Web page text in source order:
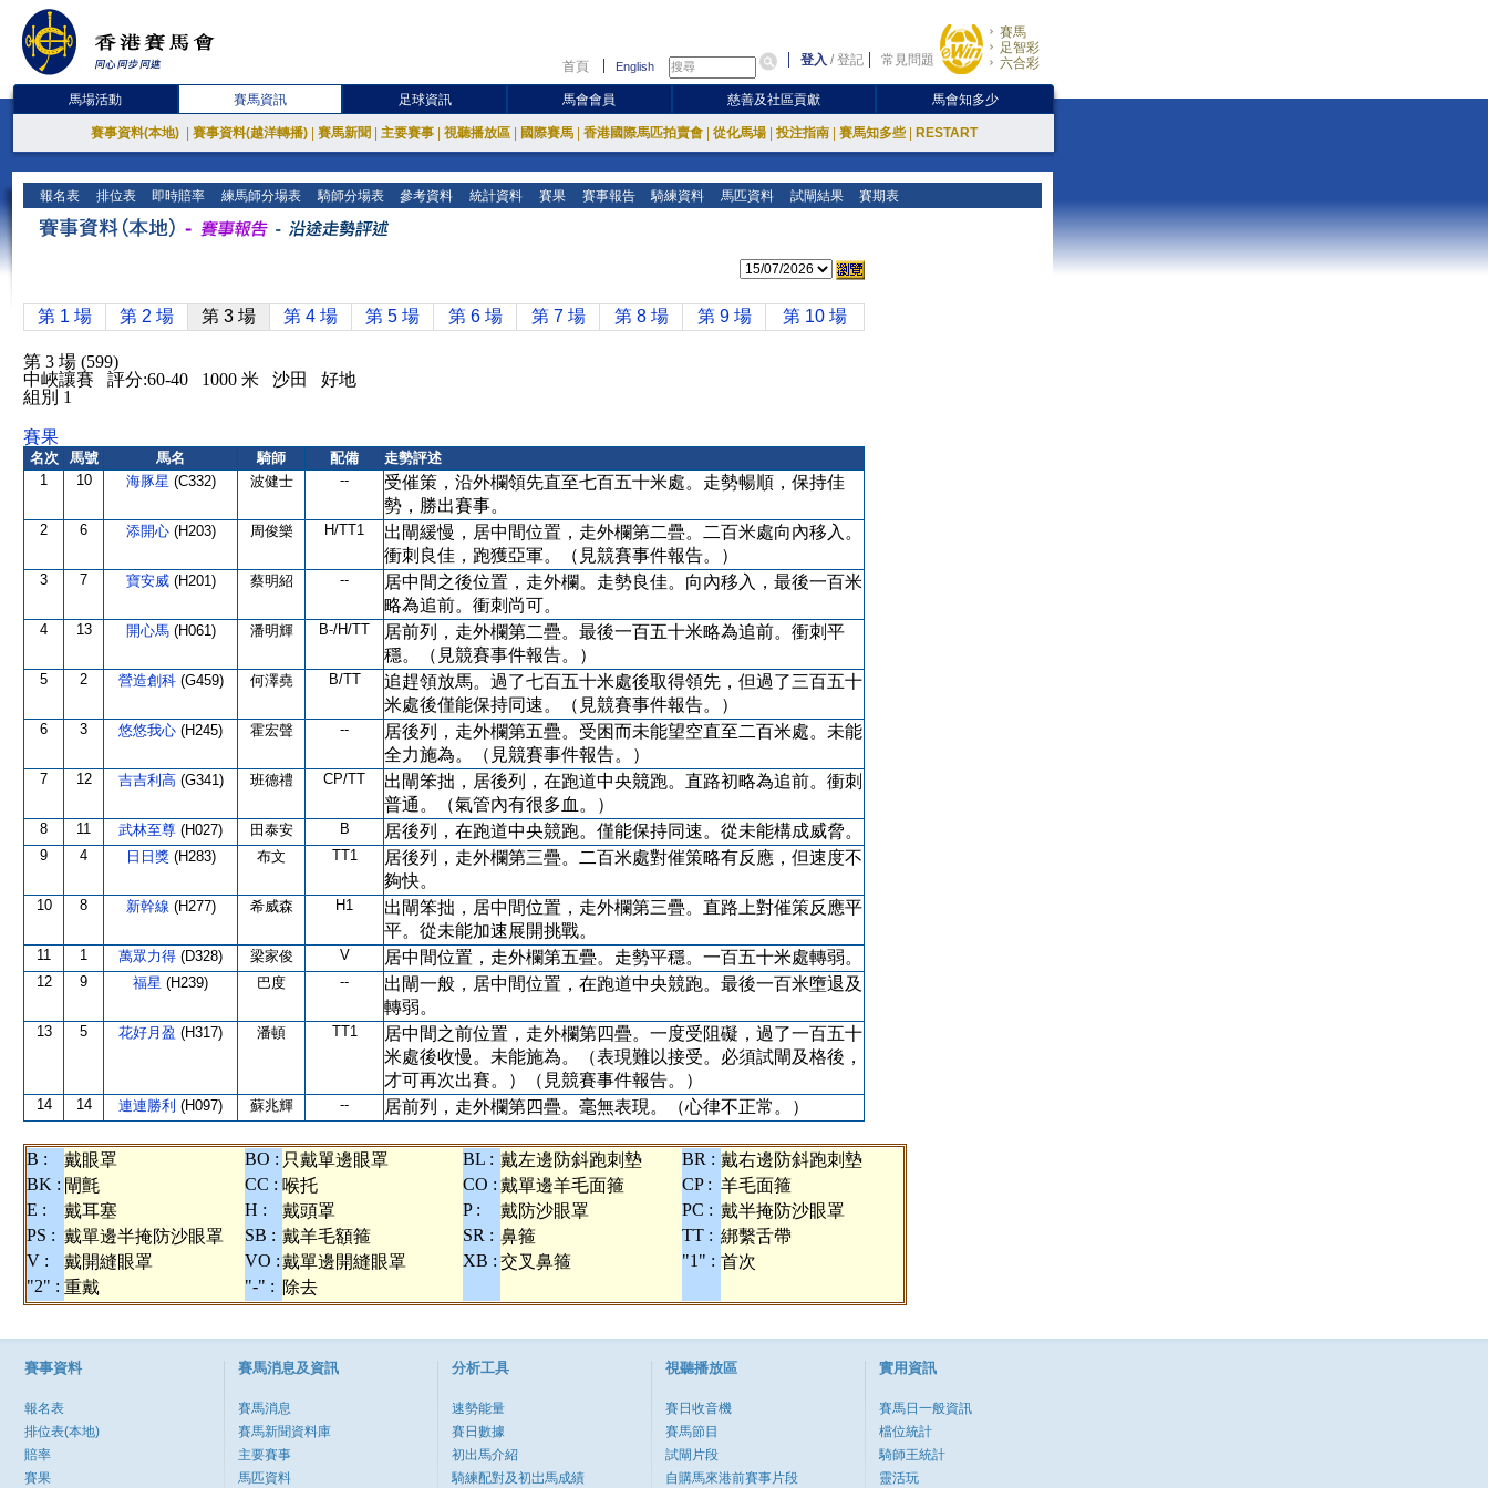
首頁 English 登入 /登記 常見問題
賽馬
足智彩
六合彩
馬場活動 賽馬資訊 足球資訊 馬會會員 慈善及社區貢獻 馬會知多少
賽事資料(本地) 賽事資料(越洋轉播) 賽馬新聞 主要賽事 視聽播放區 國際賽馬 香港國際馬匹拍賣會 從化馬場 投注指南 賽馬知多些 RESTART
報名表 排位表 即時賠率 練馬師分場表 騎師分場表 參考資料 統計資料 賽果 賽事報告 騎練資料 馬匹資料 試閘結果 賽期表
第 1 場 第 2 場 第 3 場 第 4 場 第 5 場 第 6 場 第 7 場 第 8 場 第 9 場 第 10 場
第 3 場 (599)
中峽讓賽 評分:60-40 1000 米 沙田 好地
組別 1
賽果
名次 馬號 馬名 騎師 配備
走勢評述
1
10 海豚星 (C332) 波健士 --
受催策，沿外欄領先直至七百五十米處。走勢暢順，保持佳
勢，勝出賽事。
2 6 添開心 (H203) 周俊樂 H/TT1
出閘緩慢，居中間位置，走外欄第二疊。二百米處向內移入。
衝刺良佳，跑獲亞軍。（見競賽事件報告。）
3 7 寶安威 (H201) 蔡明紹 --
居中間之後位置，走外欄。走勢良佳。向內移入，最後一百米
略為追前。衝刺尚可。
4 13 開心馬 (H061) 潘明輝 B-/H/TT
居前列，走外欄第二疊。最後一百五十米略為追前。衝刺平
穩。（見競賽事件報告。）
5 2 營造創科 (G459) 何澤堯 B/TT
追趕領放馬。過了七百五十米處後取得領先，但過了三百五十
米處後僅能保持同速。（見競賽事件報告。）
6 3 悠悠我心 (H245) 霍宏聲 --
居後列，走外欄第五疊。受困而未能望空直至二百米處。未能
全力施為。（見競賽事件報告。）
7 12 吉吉利高 (G341) 班德禮 CP/TT
出閘笨拙，居後列，在跑道中央競跑。直路初略為追前。衝刺
普通。（氣管內有很多血。）
8 11 武林至尊 (H027) 田泰安 B 居後列，在跑道中央競跑。僅能保持同速。從未能構成威脅。
9 4 日日獎 (H283) 布文 TT1
居後列，走外欄第三疊。二百米處對催策略有反應，但速度不
夠快。
10 8 新幹線 (H277) 希威森 H1
出閘笨拙，居中間位置，走外欄第三疊。直路上對催策反應平
平。從未能加速展開挑戰。
11 1 萬眾力得 (D328) 梁家俊 V 居中間位置，走外欄第五疊。走勢平穩。一百五十米處轉弱。
12 9 福星 (H239) 巴度 --
出閘一般，居中間位置，在跑道中央競跑。最後一百米墮退及
轉弱。
13 5 花好月盈 (H317) 潘頓 TT1
居中間之前位置，走外欄第四疊。一度受阻礙，過了一百五十
米處後收慢。未能施為。（表現難以接受。必須試閘及格後，
才可再次出賽。）（見競賽事件報告。）
14 14 連連勝利 (H097) 蘇兆輝 -- 居前列，走外欄第四疊。毫無表現。（心律不正常。）
B : 戴眼罩 BO : 只戴單邊眼罩 BL : 戴左邊防斜跑刺墊 BR : 戴右邊防斜跑刺墊
BK : 閘氈 CC : 喉托 CO : 戴單邊羊毛面箍 CP : 羊毛面箍
E :
戴耳塞 H : 戴頭罩 P : 戴防沙眼罩 PC : 戴半掩防沙眼罩
PS : 戴單邊半掩防沙眼罩 SB : 戴羊毛額箍 SR : 鼻箍 TT : 綁繫舌帶
V :
戴開縫眼罩 VO :戴單邊開縫眼罩 XB : 交叉鼻箍 "1" : 首次
"2" : 重戴 "-" : 除去
賽事資料
報名表
排位表(本地)
賠率
賽果
賽馬消息及資訊
賽馬消息
賽馬新聞資料庫
主要賽事
馬匹資料
分析工具
速勢能量
賽日數據
初出馬介紹
騎練配對及初岀馬成績
視聽播放區
賽日收音機
賽馬節目
試閘片段
自購馬來港前賽事片段
實用資訊
賽馬日一般資訊
檔位統計
騎師王統計
靈活玩